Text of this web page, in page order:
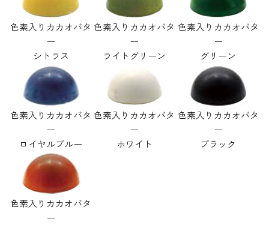
色素入りカカオバタ
ー
シトラス
色素入りカカオバタ
ー
ライトグリーン
色素入りカカオバタ
ー
グリーン
色素入りカカオバタ
ー
ロイヤルブルー
色素入りカカオバタ
ー
ホワイト
色素入りカカオバタ
ー
ブラック
色素入りカカオバタ
ー